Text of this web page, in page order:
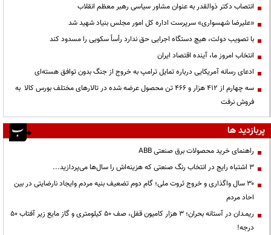
انتصاب دکتر ذوالقدر به عنوان مشاور سیاسی رهبر معظم انقلاب
«علیرضا شهسواری» سرپرست اداره کل امور مجلس بنیاد شهید شد
با تصویب دولت، هیچ دستگاه اجرایی حق ندارد رأساً سکویی را مسدود کند
انتخاب امروز ما، آینده اقتصاد ایران
ادعای رسانه آمریکایی درباره تمایل ترامپ به خروج از جنگ بدون توافق هسته‌ای
سه چهارم از ۴۱۲ هزار و ۴۶۶ تن محصول عرضه شده در تالارهای مختلف بورس کالا به
فروش نرفت
پربازدید ها
راهنمای خرید محصولات برق صنعتی ABB
3 اشتباه رایج در انتخاب رنگ صنعتی که هزینه‌اش را سال‌ها می‌پردازید...
۳۰ سال واگذاری و خروج ثروت ملی؛ گام دوم تضعیف بنیه مردم وایجاد نارضایتی در بین
احاد مردم
ریمـدان در آستانه بحران؛ ۳ هزار کامیون قفل، صف ۵۰ کیلومتری و گاز مایع زیر آفتاب ۵۰
درجه!